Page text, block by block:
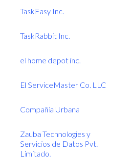
TaskEasy Inc.
TaskRabbit Inc.
el home depot inc.
El ServiceMaster Co. LLC
Compañía Urbana
Zauba Technologies y
Servicios de Datos Pvt.
Limitado.